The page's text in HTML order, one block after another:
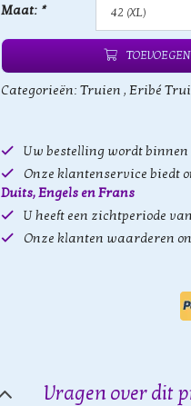
Maat: *
Categorieën: Truien , Eribé
Uw bestelling wordt binnen
Onze klantenservice biedt
Duits, Engels en Frans
U heeft een zichtperiode
Onze klanten waarderen
Vragen over dit